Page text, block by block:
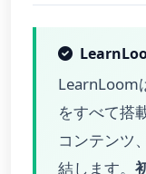
LearnLoom
をすべて搭
コンテンツ
結します。